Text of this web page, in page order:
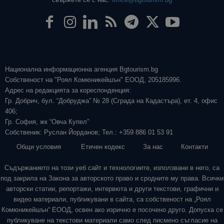
Национална информационна агенция Bgtourism.bg
Собственост на "Роял Комюникейшън" ЕООД, 205185996.
Адрес на редакцията за кореспонденция:
Гр. Добрич, бул. “Добруджа” № 28 (Сграда на Кадастъра), ет. 4, офис
406;
Гр. София, жк “Овча Купел”
Собственик: Руслан Йорданов; Тел.: +359 886 01 53 91
Общи условия
Етичен кодекс За нас Контакти
Съдържанието на този уеб сайт и технологиите, използвани в него, са
под закрила на Закона за авторското право и сродните му права. Всички
авторски статии, репортажи, интервюта и други текстови, графични и
видео материали, публикувани в сайта, са собственост на „Роял
Комюникейшън“ ЕООД, освен ако изрично е посочено друго. Допуска се
публикуване на текстови материали само след писмено съгласие на